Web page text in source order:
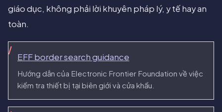
giáo dục, không phải lời khuyên pháp lý, y tế hay an
toàn.
EFF border search guidance
Hướng dẫn của Electronic Frontier Foundation về việc
kiểm tra thiết bị tại biên giới và cửa khẩu.